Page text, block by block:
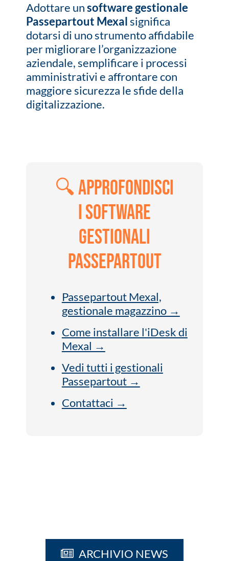
Adottare unsoftware gestionale
Passepartout Mexalsignifica
dotarsi di uno strumento affidabile
per migliorare l’organizzazione
aziendale, semplificare i processi
amministrativi e affrontare con
maggiore sicurezza le sfide della
digitalizzazione.
🔍 Approfondisci
i software
gestionali
Passepartout
Passepartout Mexal,
gestionale magazzino →
Come installare l'iDesk di
Mexal →
Vedi tutti i gestionali
Passepartout →
Contattaci →
ARCHIVIO NEWS